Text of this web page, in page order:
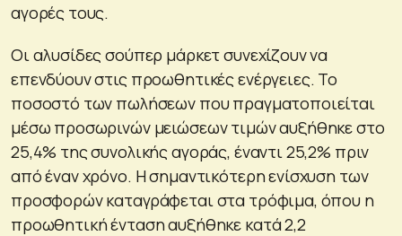
αγορές τους.
Οι αλυσίδες σούπερ μάρκετ συνεχίζουν να
επενδύουν στις προωθητικές ενέργειες. Το
ποσοστό των πωλήσεων που πραγματοποιείται
μέσω προσωρινών μειώσεων τιμών αυξήθηκε στο
25,4% της συνολικής αγοράς, έναντι 25,2% πριν
από έναν χρόνο. Η σημαντικότερη ενίσχυση των
προσφορών καταγράφεται στα τρόφιμα, όπου η
προωθητική ένταση αυξήθηκε κατά 2,2